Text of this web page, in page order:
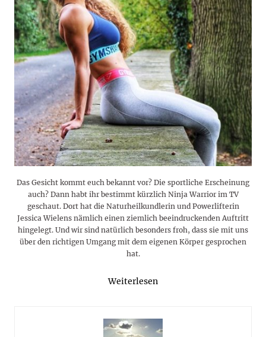
Das Gesicht kommt euch bekannt vor? Die sportliche Erscheinung
auch? Dann habt ihr bestimmt kürzlich Ninja Warrior im TV
geschaut. Dort hat die Naturheilkundlerin und Powerlifterin
Jessica Wielens nämlich einen ziemlich beeindruckenden Auftritt
hingelegt. Und wir sind natürlich besonders froh, dass sie mit uns
über den richtigen Umgang mit dem eigenen Körper gesprochen
hat.
Weiterlesen